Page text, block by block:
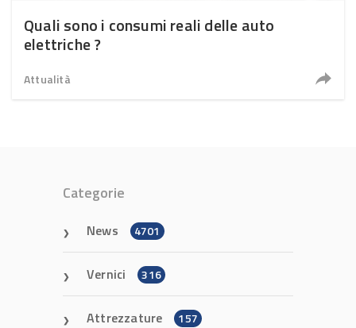
Quali sono i consumi reali delle auto
elettriche ?
Attualità
Categorie
News 4701
Vernici 316
Attrezzature 157